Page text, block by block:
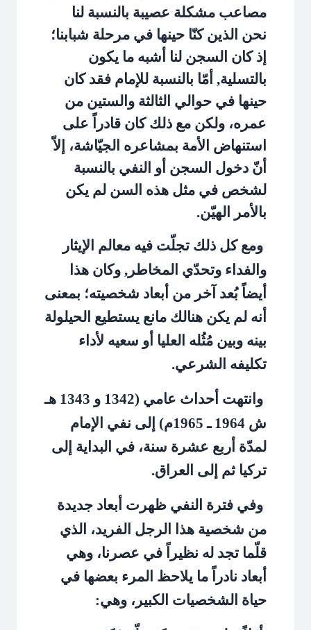
مصاعب مشكلة عصيبة بالنسبة لنا
نحن الذين كنّا حينها في مرحلة شبابنا؛
إذ كان السجن لنا أشبه ما يكون
بالتسلية, أمّا بالنسبة للإمام فقد كان
حينها في حوالي الثالثة والستين من
عمره، ولكن مع ذلك كان قادراً على
استنهاض الأمة بمشاعره الجيّاشة، إلاّ
أنّ دخول السجن أو النفي بالنسبة
لشخص في مثل هذه السن لم يكن
بالأمر الهيّن.
ومع كل ذلك تجلّت فيه معالم الإيثار
والفداء وتحدّي المخاطر, وكان هذا
أيضاً بُعد آخر من أبعاد شخصيته؛ بمعنى
أنه لم يكن هنالك مانع يستطيع الحيلولة
بينه وبين مُثُله العليا أو سعيه لأداء
تكليفه الشرعي.
وانتهت أحداث عامي (1342 و 1343 هـ
ش 1964 ـ 1965م) إلى نفي الإمام
لمدّة أربع عشرة سنة، في البداية إلى
تركيا ثم إلى العراق.
وفي فترة النفي ظهرت أبعاد جديدة
من شخصية هذا الرجل الفريد، الذي
قلّما تجد له نظيراً في عصرنا، وهي
أبعاد نادراً ما يلاحظ المرء بعضها في
حياة الشخصيات الكبير، وهي: